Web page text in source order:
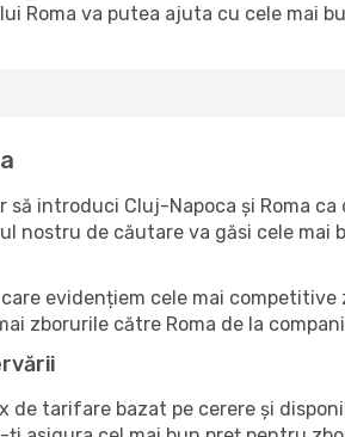
Roma va putea ajuta cu cele mai
introduci Cluj-Napoca și Roma
nostru de căutare va găsi cele
evidențiem cele mai
zborurile către Roma de la
tarifare bazat pe cerere și